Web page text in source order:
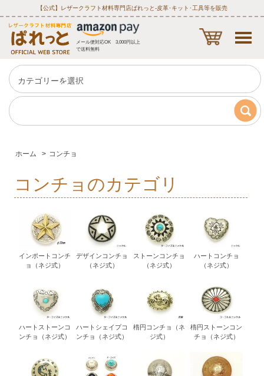
【公式】レザークラフト材料専門店ぱれっと‐皮革･キット･工具等を販売
メール便対応OK 3,000円以上
で送料無料
ホーム > コンチョ
コンチョのカテゴリ
インポートコンチ
ョ（ネジ式）
デザインコンチョ
（ネジ式）
ストーンコンチョ
（ネジ式）
ハートコンチョ
（ネジ式）
ハートストーンコ
ンチョ（ネジ式）
ハートシェイプコ
ンチョ（ネジ式）
楕円コンチョ（ネ
ジ式）
楕円ストーンコン
チョ（ネジ式）